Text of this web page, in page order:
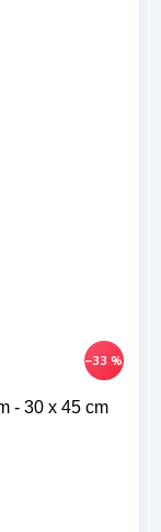
–33 %
- 30 x 45 cm